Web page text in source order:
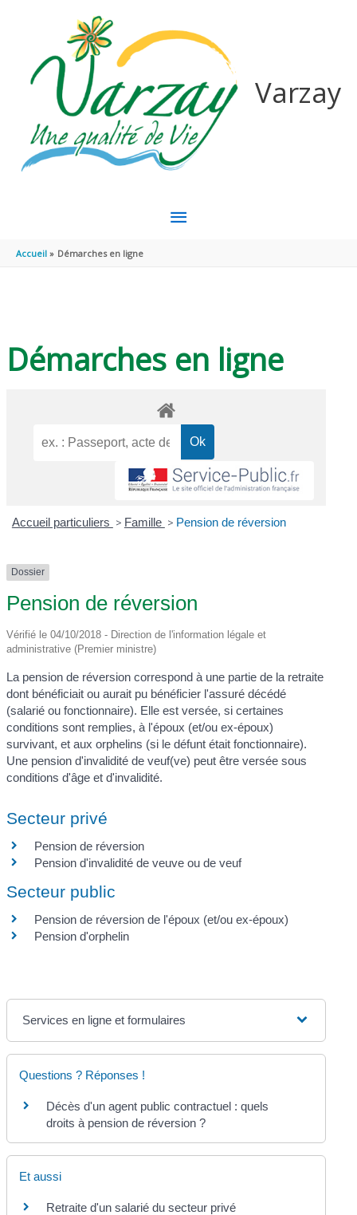
Varzay
MENU
Accueil Démarches en ligne
Démarches en ligne
Accueil particuliers > Famille > Pension de réversion
Dossier
Pension de réversion
Vérifié le 04/10/2018 - Direction de l'information légale et
administrative (Premier ministre)
La pension de réversion correspond à une partie de la retraite
dont bénéficiait ou aurait pu bénéficier l'assuré décédé
(salarié ou fonctionnaire). Elle est versée, si certaines
conditions sont remplies, à l'époux (et/ou ex-époux)
survivant, et aux orphelins (si le défunt était fonctionnaire).
Une pension d'invalidité de veuf(ve) peut être versée sous
conditions d'âge et d'invalidité.
Secteur privé
Pension de réversion
Pension d'invalidité de veuve ou de veuf
Secteur public
Pension de réversion de l'époux (et/ou ex-époux)
Pension d'orphelin
Services en ligne et formulaires
Questions ? Réponses !
Décès d'un agent public contractuel : quels
droits à pension de réversion ?
Et aussi
Retraite d'un salarié du secteur privé